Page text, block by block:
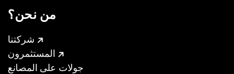
من نحن؟
شركتنا
المستثمرون
جولات على المصانع